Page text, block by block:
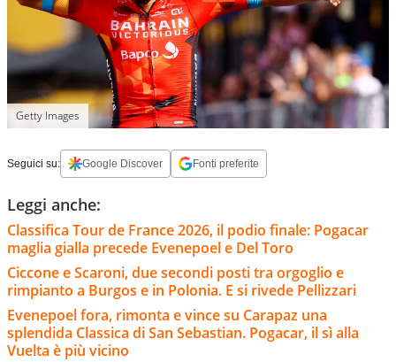
Getty Images
Seguici su: Google Discover Fonti preferite
Leggi anche:
Classifica Tour de France 2026, il podio finale: Pogacar
maglia gialla precede Evenepoel e Del Toro
Ciccone e Scaroni, due secondi posti tra orgoglio e
rimpianto a Burgos e in Polonia. E si rivede Pellizzari
Evenepoel fora, rimonta e vince su Carapaz una
splendida Classica di San Sebastian. Pogacar, il sì alla
Vuelta è più vicino